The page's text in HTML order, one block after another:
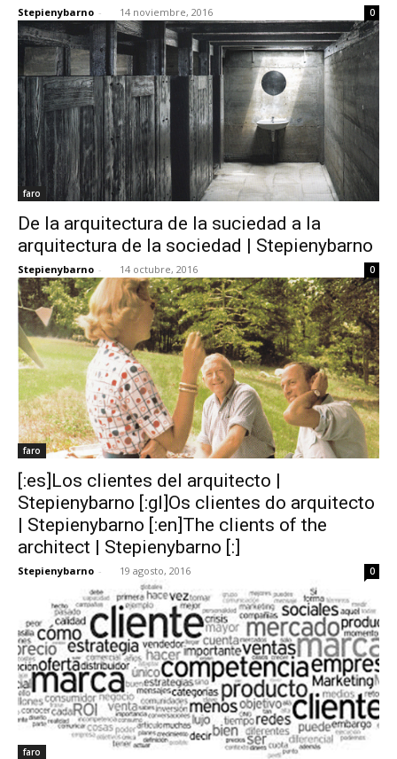
Stepienybarno - 14 noviembre, 2016 0
faro
De la arquitectura de la suciedad a la
arquitectura de la sociedad | Stepienybarno
Stepienybarno - 14 octubre, 2016 0
faro
[:es]Los clientes del arquitecto |
Stepienybarno [:gl]Os clientes do arquitecto
| Stepienybarno [:en]The clients of the
architect | Stepienybarno [:]
Stepienybarno - 19 agosto, 2016 0
faro